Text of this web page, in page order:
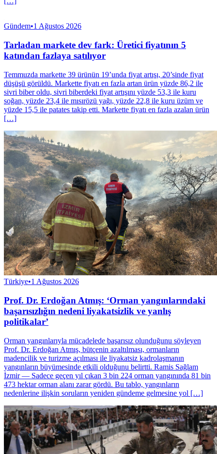
Gündem•1 Ağustos 2026
Tarladan markete dev fark: Üretici fiyatının 5
katından fazlaya satılıyor
Temmuzda markette 39 ürünün 19’unda fiyat artışı, 20’sinde fiyat
düşüşü görüldü. Markette fiyatı en fazla artan ürün yüzde 86,2 ile
sivri biber oldu, sivri biberdeki fiyat artışını yüzde 53,3 ile kuru
soğan, yüzde 23,4 ile mısırözü yağı, yüzde 22,8 ile kuru üzüm ve
yüzde 15,5 ile patates takip etti. Markette fiyatı en fazla azalan ürün
[…]
Türkiye•1 Ağustos 2026
Prof. Dr. Erdoğan Atmış: ‘Orman yangınlarındaki
başarısızlığın nedeni liyakatsizlik ve yanlış
politikalar’
Orman yangınlarıyla mücadelede başarısız olunduğunu söyleyen
Prof. Dr. Erdoğan Atmış, bütçenin azaltılması, ormanların
madencilik ve turizme açılması ile liyakatsiz kadrolaşmanın
yangınların büyümesinde etkili olduğunu belirtti. Ramis Sağlam
İzmir — Sadece geçen yıl çıkan 3 bin 224 orman yangınında 81 bin
473 hektar orman alanı zarar gördü. Bu tablo, yangınların
nedenlerine ilişkin soruların yeniden gündeme gelmesine yol […]